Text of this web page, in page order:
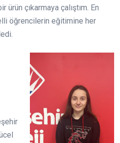
ürün çıkarmaya çalıştım. En
öğrencilerin eğitimine her